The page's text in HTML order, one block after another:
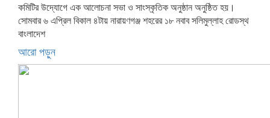
কমিটির উদ্যোগে এক আলোচনা সভা ও সাংস্কৃতিক অনুষ্ঠান অনুষ্ঠিত হয়।
সোমবার ৬ এপ্রিল বিকাল ৪টায় নারায়ণগঞ্জ শহরের ১৮ নবাব সলিমুল্লাহ রোডস্থ
বাংলাদেশ
আরো পড়ুন